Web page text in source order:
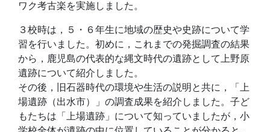
ワク考古楽を実施しました。
３校時は，５・６年生に地域の歴史や史跡について学
習を行いました。初めに，これまでの発掘調査の結果
から，鹿児島の代表的な縄文時代の遺跡として上野原
遺跡について紹介しました。
その後，旧石器時代の環境や生活の説明と共に，「上
場遺跡（出水市）」の調査成果を紹介しました。子ど
もたちは「上場遺跡」について知っていましたが，小